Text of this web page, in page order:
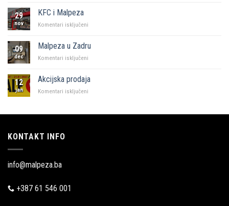
29
nov
KFC i Malpeza
Komentari isključeni
Malpeza
09
dec
Malpeza u Zadru
Komentari isključeni
Zadru
12
jan
Akcijska prodaja
Komentari isključeni
KONTAKT INFO
info@malpeza.ba
+387 61 546 001